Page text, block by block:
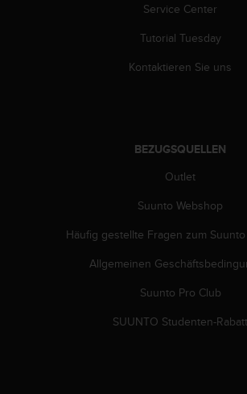
Service Center
Tutorial Tuesday
Kontaktieren Sie uns
BEZUGSQUELLEN
Outlet
Suunto Webshop
Häufig gestellte Fragen zum
Allgemeinen
Suunto Pro Club
SUUNTO Studenten-Rabatt